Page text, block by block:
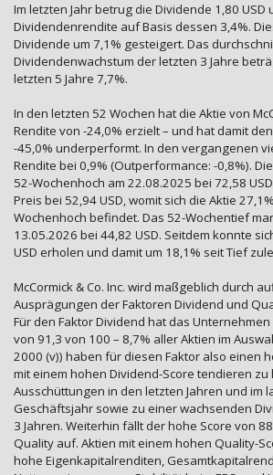
Im letzten Jahr betrug die Dividende 1,80 USD
Dividendenrendite auf Basis dessen 3,4%.
Dividende um 7,1% gesteigert. Das
Dividendenwachstum der letzten 3 Jahre
letzten 5 Jahre 7,7%.
In den letzten 52 Wochen hat die Aktie von
Rendite von -24,0% erzielt – und hat damit
-45,0% underperformt. In den vergangenen
Rendite bei 0,9% (Outperformance: -0,8%).
52-Wochenhoch am 22.08.2025 bei 72,58
Preis bei 52,94 USD, womit sich die Aktie
Wochenhoch befindet. Das 52-Wochentief
13.05.2026 bei 44,82 USD. Seitdem konnte
USD erholen und damit um 18,1% seit Tief
McCormick & Co. Inc. wird maßgeblich durch
Ausprägungen der Faktoren Dividend und
Für den Faktor Dividend hat das
von 91,3 von 100 – 8,7% aller Aktien im
2000 (v)) haben für diesen Faktor also einen
mit einem hohen Dividend-Score tendieren
Ausschüttungen in den letzten Jahren und im
Geschäftsjahr sowie zu einer wachsenden
3 Jahren. Weiterhin fällt der hohe Score von
Quality auf. Aktien mit einem hohen Quality-
hohe Eigenkapitalrenditen,